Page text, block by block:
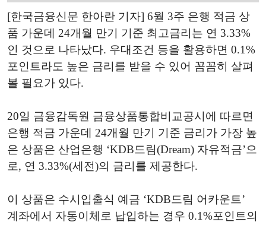
[한국금융신문 한아란 기자] 6월 3주 은행 적금 상
품 가운데 24개월 만기 기준 최고금리는 연 3.33%
인 것으로 나타났다. 우대조건 등을 활용하면 0.1%
포인트라도 높은 금리를 받을 수 있어 꼼꼼히 살펴
볼 필요가 있다.
20일 금융감독원 금융상품통합비교공시에 따르면
은행 적금 가운데 24개월 만기 기준 금리가 가장 높
은 상품은 산업은행 ‘KDB드림(Dream) 자유적금’으
로, 연 3.33%(세전)의 금리를 제공한다.
이 상품은 수시입출식 예금 ‘KDB드림 어카운트’
계좌에서 자동이체로 납입하는 경우 0.1%포인트의